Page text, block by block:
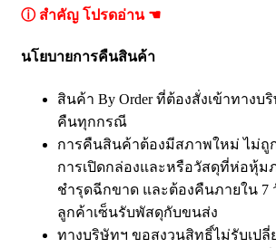
ⓘ สำคัญ โปรดอ่าน ☚
นโยบายการคืนสินค้า
สินค้า By Order ที่ต้องสั่งเข้าทางบ
คืนทุกกรณี
การคืนสินค้าต้องมีสภาพใหม่ ไม่ถู
การเปิดกล่องและหรือวัสดุที่ห่อหุ้ม
ชำรุดฉีกขาด และต้องคืนภายใน 7
ลูกค้าเซ็นรับพัสดุกับขนส่ง
ทางบริษัทฯ ขอสงวนสิทธิ์ไม่รับเป